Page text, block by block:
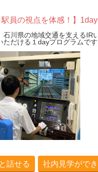
駅員の視点を体感！】
石川県の地域交通を支えるIR
ただける１dayプログラムです
話せる 社内見学がで